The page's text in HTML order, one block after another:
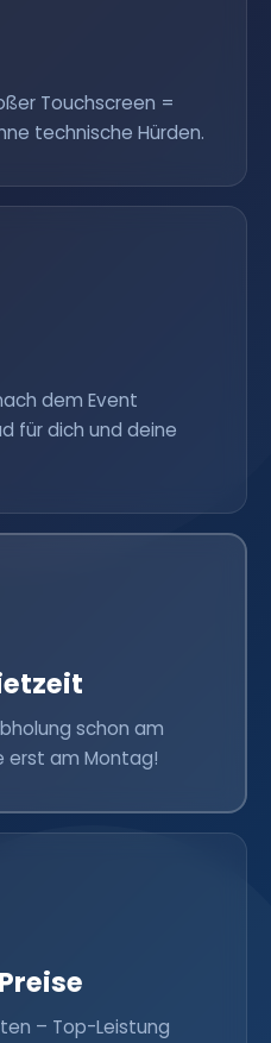
Touchscreen =
technische Hürden.
dem Event
für dich und deine
schon am
erst am Montag!
– Top-Leistung